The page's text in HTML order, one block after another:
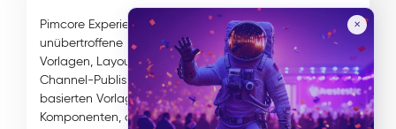
Pimcore Experience Management bietet
unübertroffene Flexibilität bei der Verwaltung von
Vorlagen, Layouts und Inhalten und unterstützt Multi-
Channel-Publishing mit einem offenen, Twig-
basierten Vorlagensystem und wiederverwendbaren
Komponenten, die auf Benutzerfreundlichkeit und
✕